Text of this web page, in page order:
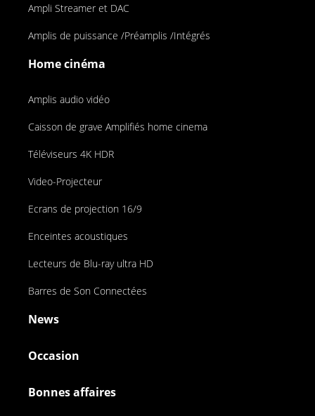
Ampli Streamer et DAC
Amplis de puissance /Préamplis /Intégrés
Home cinéma
Amplis audio vidéo
Caisson de grave Amplifiés home cinema
Téléviseurs 4K HDR
Video-Projecteur
Ecrans de projection 16/9
Enceintes acoustiques
Lecteurs de Blu-ray ultra HD
Barres de Son Connectées
News
Occasion
Bonnes affaires